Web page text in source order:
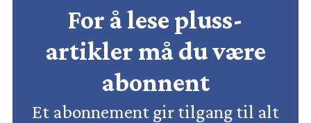
For å lese pluss-
artikler må du være
abonnent
Et abonnement gir tilgang til alt